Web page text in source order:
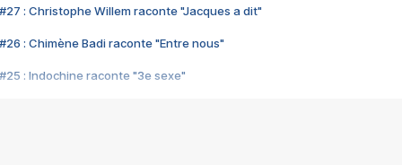
#27 : Christophe Willem raconte "Jacques a dit"
#26 : Chimène Badi raconte "Entre nous"
#25 : Indochine raconte "3e sexe"